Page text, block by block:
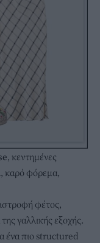
, κεντημένες
καρό φόρεμα,
φέτος,
γαλλικής εξοχής.
ένα πιο structured